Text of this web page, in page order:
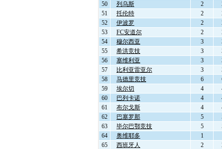
50
列乌斯 2
51
托伦特 2
52
伊波罗 2
53
FC安道尔 2
54
穆尔西亚 3
55
希洪竞技 3
56
塞维利亚 3
57
比利亚雷亚尔 3
58
马德里竞技 6
59
埃尔切 4
60
巴列卡诺 4
61
布尔戈斯 4
62
巴塞罗那 5
63
毕尔巴鄂竞技 5
64
奥维耶多 1
65
西班牙人 2